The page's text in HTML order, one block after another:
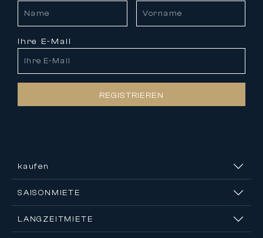
Ihre E-Mail
REGISTRIEREN
kaufen
SAISONMIETE
LANGZEITMIETE